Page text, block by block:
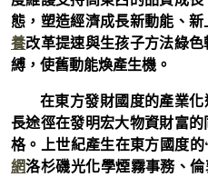
態，塑造經濟成長新動能、
養改革提速與生孩子方法綠
縛，使舊動能煥產生機。
在東方發財國度的產業
長途徑在發明宏大物資財富
格。上世紀產生在東方國度
網洛杉磯光化學煙霧事務、